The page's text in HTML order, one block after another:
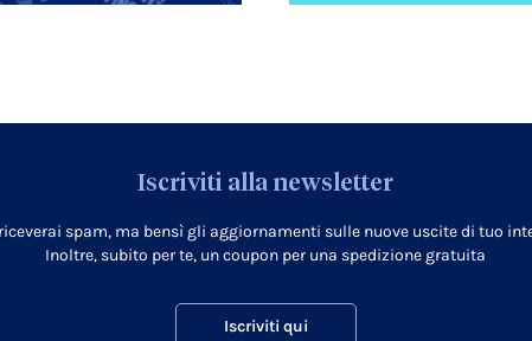
Iscriviti alla newsletter
spam, ma bensì gli aggiornamenti sulle nuove uscite di tuo
Inoltre, subito per te, un coupon per una spedizione gratuita
Iscriviti qui